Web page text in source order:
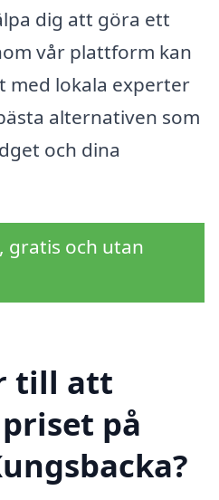
dig att göra ett
vår plattform kan
med lokala experter
alternativen som
och dina
gratis och utan
till att
på